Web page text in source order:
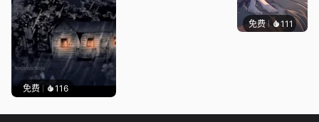
免费 116
免费 111